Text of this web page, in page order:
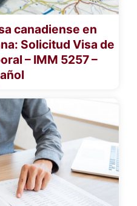
canadiense en
Solicitud Visa de
– IMM 5257 –